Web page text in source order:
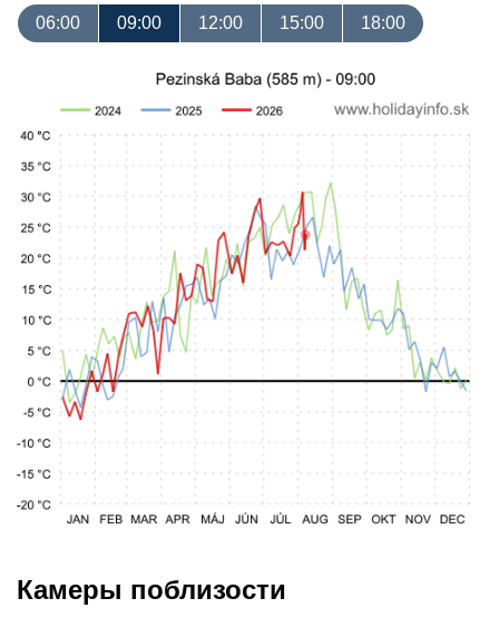
06:00 09:00 12:00 15:00 18:00
Камеры поблизости